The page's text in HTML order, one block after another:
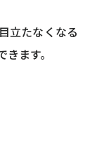
立たなくなる
ます。